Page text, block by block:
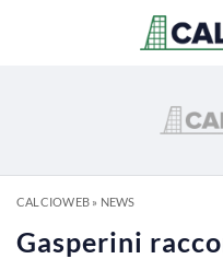
CALCIOWEB» NEWS
Gasperini